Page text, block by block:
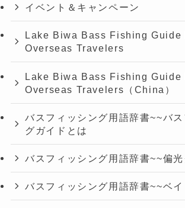
イベント＆キャンペーン
Lake Biwa Bass Fishing Guide
Overseas Travelers
Lake Biwa Bass Fishing Guide
Overseas Travelers（China）
バスフィッシング用語辞書~~バ
グガイドとは
バスフィッシング用語辞書~~偏光
バスフィッシング用語辞書~~ベ